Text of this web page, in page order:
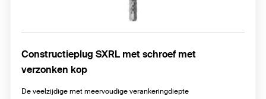
Constructieplug SXRL met schroef met
verzonken kop
De veelzijdige met meervoudige verankeringdiepte